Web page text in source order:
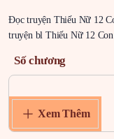
Đọc truyện Thiếu Nữ 12
truyện bl Thiếu Nữ 12
Số chương
Chapter 12
Xem Thêm